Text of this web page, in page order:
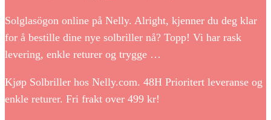
Solglasögon online på Nelly. Alright, kjenner du deg klar
for å bestille dine nye solbriller nå? Topp! Vi har rask
levering, enkle returer og trygge …
Kjøp Solbriller hos Nelly.com. 48H Prioritert leveranse og
enkle returer. Fri frakt over 499 kr!